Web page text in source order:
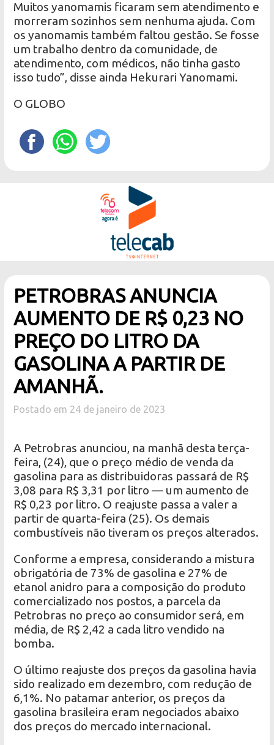
Muitos yanomamis ficaram sem atendimento e
morreram sozinhos sem nenhuma ajuda. Com
os yanomamis também faltou gestão. Se fosse
um trabalho dentro da comunidade, de
atendimento, com médicos, não tinha gasto
isso tudo”, disse ainda Hekurari Yanomami.
O GLOBO
PETROBRAS ANUNCIA
AUMENTO DE R$ 0,23 NO
PREÇO DO LITRO DA
GASOLINA A PARTIR DE
AMANHÃ.
Postado em 24 de janeiro de 2023
A Petrobras anunciou, na manhã desta terça-
feira, (24), que o preço médio de venda da
gasolina para as distribuidoras passará de R$
3,08 para R$ 3,31 por litro — um aumento de
R$ 0,23 por litro. O reajuste passa a valer a
partir de quarta-feira (25). Os demais
combustíveis não tiveram os preços alterados.
Conforme a empresa, considerando a mistura
obrigatória de 73% de gasolina e 27% de
etanol anidro para a composição do produto
comercializado nos postos, a parcela da
Petrobras no preço ao consumidor será, em
média, de R$ 2,42 a cada litro vendido na
bomba.
O último reajuste dos preços da gasolina havia
sido realizado em dezembro, com redução de
6,1%. No patamar anterior, os preços da
gasolina brasileira eram negociados abaixo
dos preços do mercado internacional.